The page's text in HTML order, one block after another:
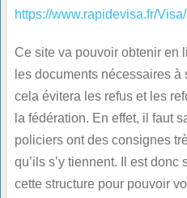
https://www.rapidevisa.fr/
Ce site va pouvoir obtenir en
les documents nécessaires
cela évitera les refus et les
la fédération. En effet, il faut
policiers ont des consignes
qu’ils s’y tiennent. Il est
cette structure pour pouvoir